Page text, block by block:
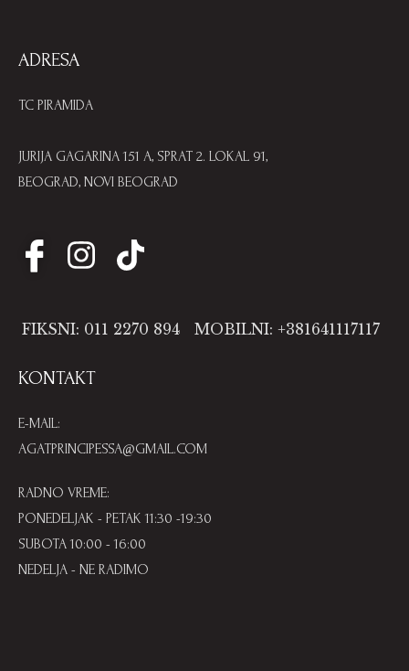
ADRESA
TC PIRAMIDA
JURIJA GAGARINA 151 A, SPRAT 2. LOKAL 91,
BEOGRAD, NOVI BEOGRAD
KONTAKT
FIKSNI: 011 2270 894 MOBILNI: +381641117117
E-MAIL:
AGATPRINCIPESSA@GMAIL.COM
RADNO VREME:
PONEDELJAK - PETAK 11:30 -19:30
SUBOTA 10:00 - 16:00
NEDELJA - NE RADIMO